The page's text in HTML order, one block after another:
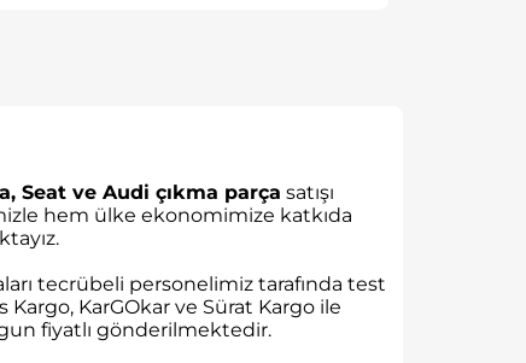
Seat ve Audi çıkma parça satışı
hem ülke ekonomimize katkıda
tecrübeli personelimiz tarafında test
KarGOkar ve Sürat Kargo ile
fiyatlı gönderilmektedir.